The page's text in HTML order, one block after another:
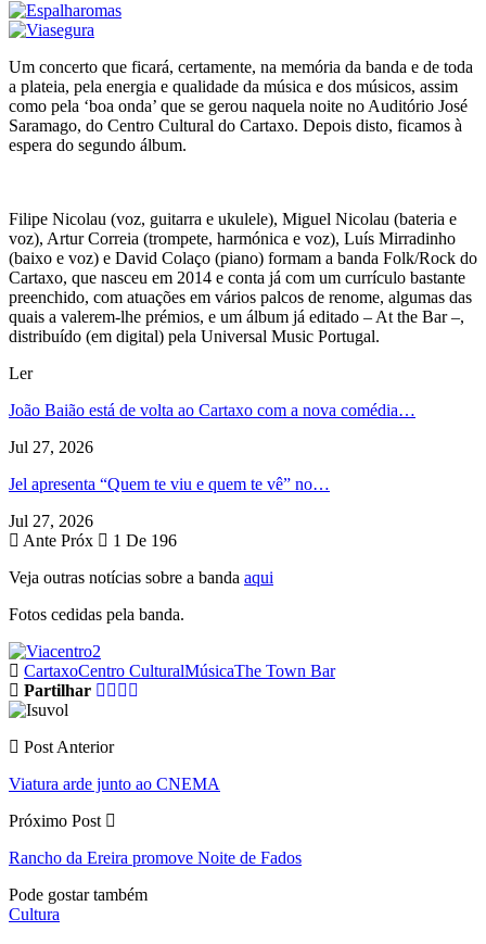
Um concerto que ficará, certamente, na memória da banda e de toda
a plateia, pela energia e qualidade da música e dos músicos, assim
como pela ‘boa onda’ que se gerou naquela noite no Auditório José
Saramago, do Centro Cultural do Cartaxo. Depois disto, ficamos à
espera do segundo álbum.
Filipe Nicolau (voz, guitarra e ukulele), Miguel Nicolau (bateria e
voz), Artur Correia (trompete, harmónica e voz), Luís Mirradinho
(baixo e voz) e David Colaço (piano) formam a banda Folk/Rock do
Cartaxo, que nasceu em 2014 e conta já com um currículo bastante
preenchido, com atuações em vários palcos de renome, algumas das
quais a valerem-lhe prémios, e um álbum já editado – At the Bar –,
distribuído (em digital) pela Universal Music Portugal.
Ler
João Baião está de volta ao Cartaxo com a nova comédia…
Jul 27, 2026
Jel apresenta “Quem te viu e quem te vê” no…
Jul 27, 2026
Ante Próx
1 De 196
Veja outras notícias sobre a banda aqui
Fotos cedidas pela banda.
CartaxoCentro CulturalMúsicaThe Town Bar
Partilhar
Post Anterior
Viatura arde junto ao CNEMA
Próximo Post
Rancho da Ereira promove Noite de Fados
Pode gostar também
Cultura